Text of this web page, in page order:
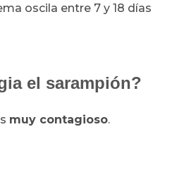
oscila entre 7 y 18 días
el sarampión?
muy contagioso.